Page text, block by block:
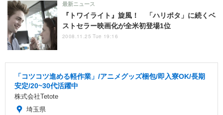
『トワイライト』旋風！ 「ハリポタ」に続くベ
ストセラー映画化が全米初登場1位
最新ニュース
2008.11.25 Tue 19:16
「コツコツ進める軽作業」/アニメグッズ梱包/即入寮OK/長期
安定/20~30代活躍中
株式会社Tetote
埼玉県